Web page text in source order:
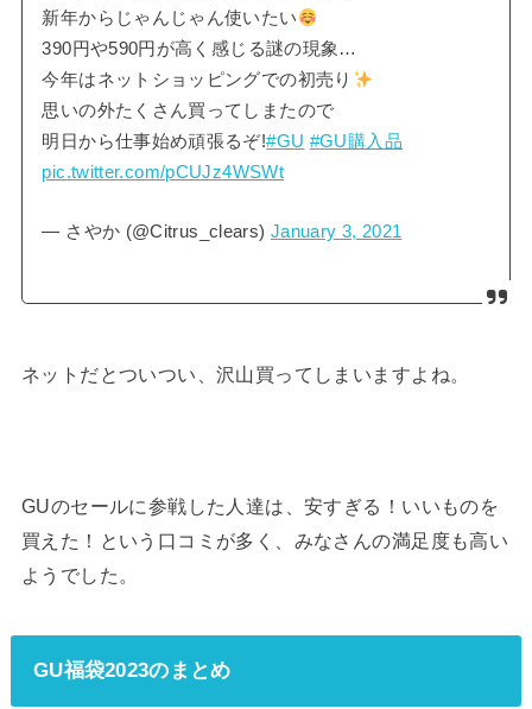
新年からじゃんじゃん使いたい
390円や590円が高く感じる謎の現象…
今年はネットショッピングでの初売り
思いの外たくさん買ってしまたので
明日から仕事始め頑張るぞ!#GU #GU購入品
pic.twitter.com/pCUJz4WSWt
— さやか (@Citrus_clears) January 3, 2021
ネットだとついつい、沢山買ってしまいますよね。
GUのセールに参戦した人達は、安すぎる！いいものを
買えた！という口コミが多く、みなさんの満足度も高い
ようでした。
GU福袋2023のまとめ